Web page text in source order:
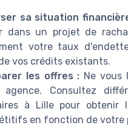
sa situation
dans un projet de
votre taux
vos crédits existants.
les offres : Ne vous
agence. Consultez
à Lille pour obtenir
en fonction de votre